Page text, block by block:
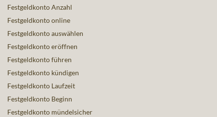
Festgeldkonto Anzahl
Festgeldkonto online
Festgeldkonto auswählen
Festgeldkonto eröffnen
Festgeldkonto führen
Festgeldkonto kündigen
Festgeldkonto Laufzeit
Festgeldkonto Beginn
Festgeldkonto mündelsicher